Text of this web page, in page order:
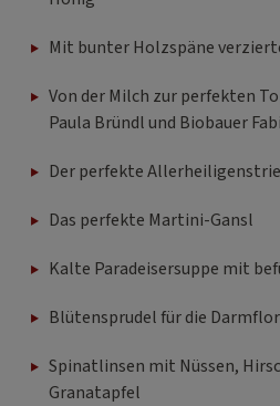
Mit bunter Holzspäne
Von der Milch zur perfekten
Paula Bründl und Biobauer
Der perfekte
Das perfekte Martini-Gansl
Kalte Paradeisersuppe mit
Blütensprudel für die
Spinatlinsen mit Nüssen,
Granatapfel